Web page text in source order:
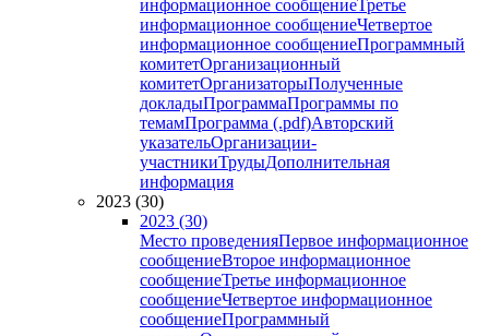
информационное сообщениеТретье
информационное сообщениеЧетвертое
информационное сообщениеПрограммный
комитетОрганизационный
комитетОрганизаторыПолученные
докладыПрограммаПрограммы по
темамПрограмма (.pdf)Авторский
указательОрганизации-
участникиТрудыДополнительная
информация
2023 (30)
2023 (30)
Место проведенияПервое информационное
сообщениеВторое информационное
сообщениеТретье информационное
сообщениеЧетвертое информационное
сообщениеПрограммный